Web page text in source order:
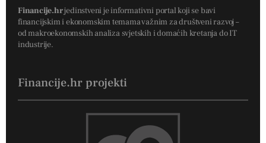
Financije.hrjedinstveni je informativni portal koji se bavi
financijskim i ekonomskim temama važnim za društveni razvoj –
od makroekonomskih analiza svjetskih i domaćih kretanja do IT
industrije.
Financije.hr projekti